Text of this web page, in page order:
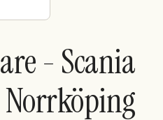
- Scania
Norrköping